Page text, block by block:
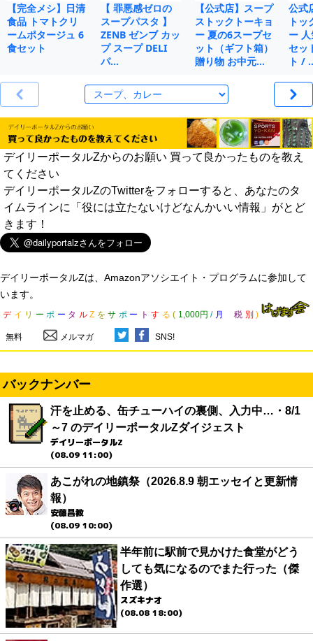
【完全メシ】日清
食品 トマトクリ
ームポタージュ 6
食セット
【 罪悪感ゼロの
スープパスタ 】
ZENB ゼンブ カッ
プ スープ DELI
パ…
【公式店】スープ
ストックトーキョ
ー 夏の6スープセ
ット（ギフト箱）
贈り物 お中元…
公式
ト
ー
セッ
ト /
デイリーポータルZからのお願い 買って良かったものを教え
てください
デイリーポータルZのTwitterをフォローすると、あなたのタ
イムラインに「役には立たないけどなんかいい情報」がとど
きます！
デイリーポータルZは、Amazonアソシエイト・プログラムに参加して
います。
デ イ リ ー ポ ー タ ル Z を サ ポ ー ト す る ( 1,000円 / 月 税 別 )
無料 メルマガ SNS!
バックナンバー
汗を止める、缶チューハイの裏側、入力中…・8/1
～7 のデイリーポータルZダイジェスト
デイリーポータルZ
(08.09 11:00)
あこがれの地鎮祭（2026.8.9 朝エッセイと更新情
報）
安藤昌教
(08.09 10:00)
半年前に駅前で見かけた食堂がどう
しても気になるのでまた行った（傑
作選）
スズキナオ
(08.08 18:00)